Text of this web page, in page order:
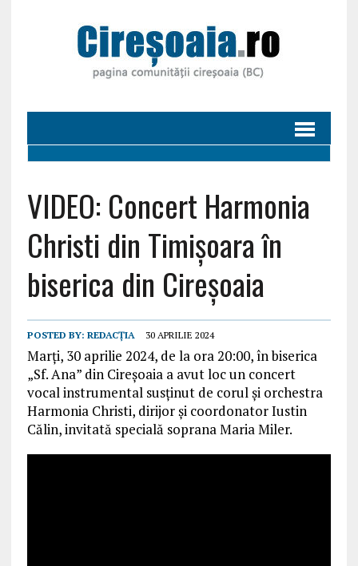
VIDEO: Concert Harmonia
Christi din Timișoara în
biserica din Cireșoaia
POSTED BY: REDACȚIA 30 APRILIE 2024
Marți, 30 aprilie 2024, de la ora 20:00, în biserica
„Sf. Ana” din Cireșoaia a avut loc un concert
vocal instrumental susținut de corul și orchestra
Harmonia Christi, dirijor și coordonator Iustin
Călin, invitată specială soprana Maria Miler.